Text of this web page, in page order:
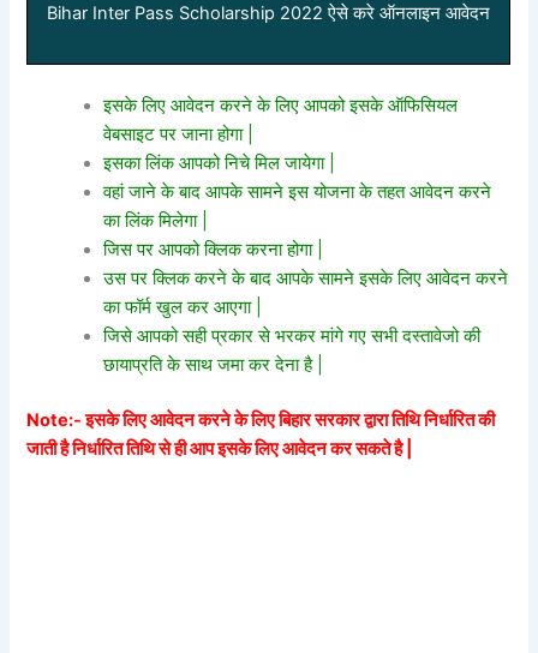
Bihar Inter Pass Scholarship 2022 ऐसे करे ऑनलाइन आवेदन
इसके लिए आवेदन करने के लिए आपको इसके ऑफिसियल
वेबसाइट पर जाना होगा |
इसका लिंक आपको निचे मिल जायेगा |
वहां जाने के बाद आपके सामने इस योजना के तहत आवेदन करने
का लिंक मिलेगा |
जिस पर आपको क्लिक करना होगा |
उस पर क्लिक करने के बाद आपके सामने इसके लिए आवेदन करने
का फॉर्म खुल कर आएगा |
जिसे आपको सही प्रकार से भरकर मांगे गए सभी दस्तावेजो की
छायाप्रति के साथ जमा कर देना है |
Note:- इसके लिए आवेदन करने के लिए बिहार सरकार द्वारा तिथि निर्धारित की
जाती है निर्धारित तिथि से ही आप इसके लिए आवेदन कर सकते है |